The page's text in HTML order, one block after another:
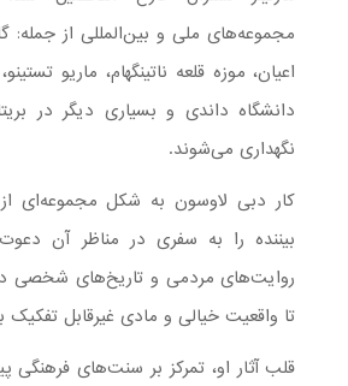
مجموعه‌های ملی و بین‌المللی از جمله:
اعیان، موزه قلعه ناتینگهام، ماریو
دانشگاه داندی و بسیاری دیگر در
نگهداری می‌شوند.
کار دبی لاوسون به شکل مجموعه‌ای
بیننده را به سفری در مناظر آن
روایت‌های مردمی و تاریخ‌های شخصی
تا واقعیت خیالی و مادی غیرقابل تفکیک
قلب آثار او، تمرکز بر سنت‌های فرهنگی